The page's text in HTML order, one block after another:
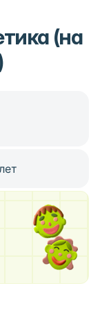
(на